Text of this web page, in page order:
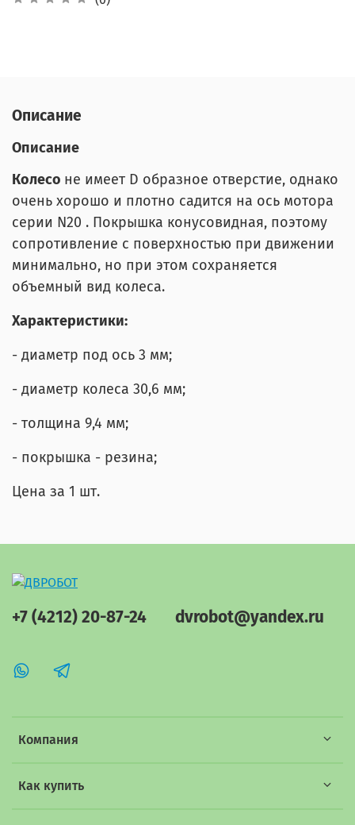
Описание
Описание
Колесо не имеет D образное отверстие, однако
очень хорошо и плотно садится на ось мотора
серии N20 . Покрышка конусовидная, поэтому
сопротивление с поверхностью при движении
минимально, но при этом сохраняется
объемный вид колеса.
Характеристики:
- диаметр под ось 3 мм;
- диаметр колеса 30,6 мм;
- толщина 9,4 мм;
- покрышка - резина;
Цена за 1 шт.
Компания
Как купить
+7 (4212) 20-87-24 dvrobot@yandex.ru